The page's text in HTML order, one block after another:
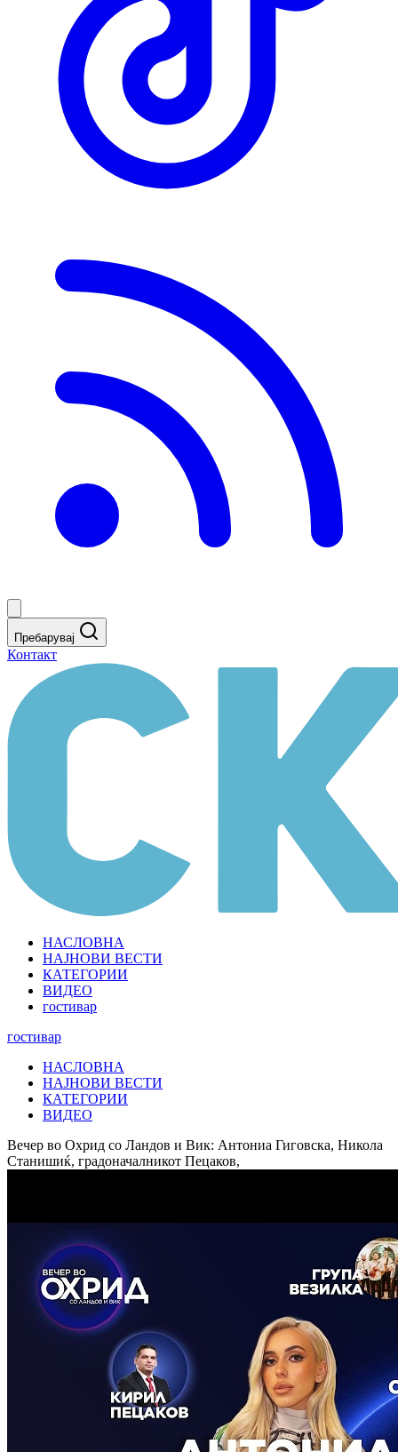
Пребарувај
Контакт
НАСЛОВНА
НАЈНОВИ ВЕСТИ
КАТЕГОРИИ
ВИДЕО
гостивар
гостивар
НАСЛОВНА
НАЈНОВИ ВЕСТИ
КАТЕГОРИИ
ВИДЕО
Вечер во Охрид со Ландов и Вик: Антониа Гиговска, Никола
Станишиќ, градоначалникот Пецаков,